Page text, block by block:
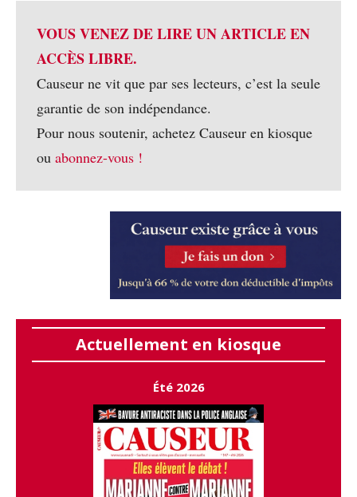
VOUS VENEZ DE LIRE UN ARTICLE EN
ACCÈS LIBRE.
Causeur ne vit que par ses lecteurs, c’est la seule
garantie de son indépendance.
Pour nous soutenir, achetez Causeur en kiosque
ou abonnez-vous !
Actuellement en kiosque
Été 2026